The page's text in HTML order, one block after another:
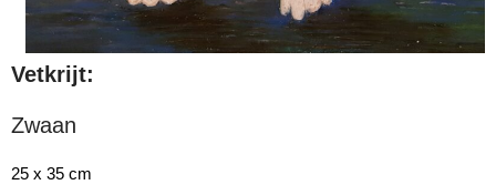
Vetkrijt:
Zwaan
25 x 35 cm